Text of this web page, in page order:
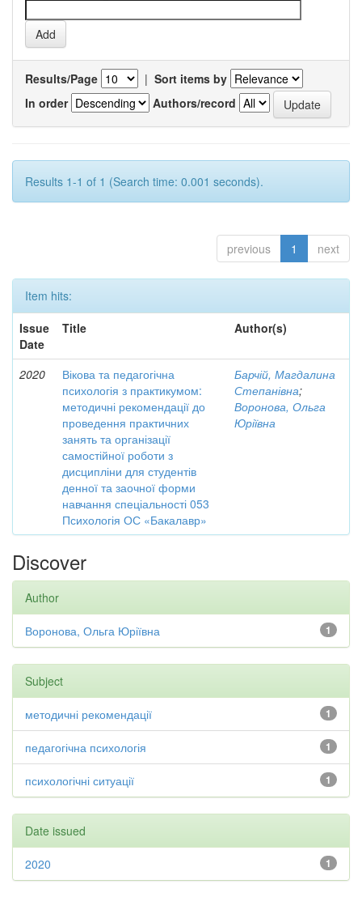
Results/Page | Sort items by
In order
Authors/record
Results 1-1 of 1 (Search time: 0.001 seconds).
previous 1 next
Item hits:
Issue
Date
Title Author(s)
2020
Вікова та педагогічна
психологія з практикумом:
методичні рекомендації до
проведення практичних
занять та організації
самостійної роботи з
дисципліни для студентів
денної та заочної форми
навчання спеціальності 053
Психологія ОС «Бакалавр»
Барчій, Магдалина
Степанівна;
Воронова, Ольга
Юріївна
Discover
Author
1
Воронова, Ольга Юріївна
Subject
1
методичні рекомендації
1
педагогічна психологія
1
психологічні ситуації
Date issued
1
2020